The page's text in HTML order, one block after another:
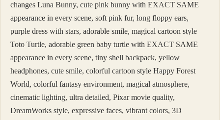
changes Luna Bunny, cute pink bunny with EXACT SAME
appearance in every scene, soft pink fur, long floppy ears,
purple dress with stars, adorable smile, magical cartoon style
Toto Turtle, adorable green baby turtle with EXACT SAME
appearance in every scene, tiny shell backpack, yellow
headphones, cute smile, colorful cartoon style Happy Forest
World, colorful fantasy environment, magical atmosphere,
cinematic lighting, ultra detailed, Pixar movie quality,
DreamWorks style, expressive faces, vibrant colors, 3D